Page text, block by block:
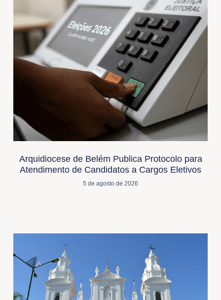
Arquidiocese de Belém Publica Protocolo para
Atendimento de Candidatos a Cargos Eletivos
5 de agosto de 2026